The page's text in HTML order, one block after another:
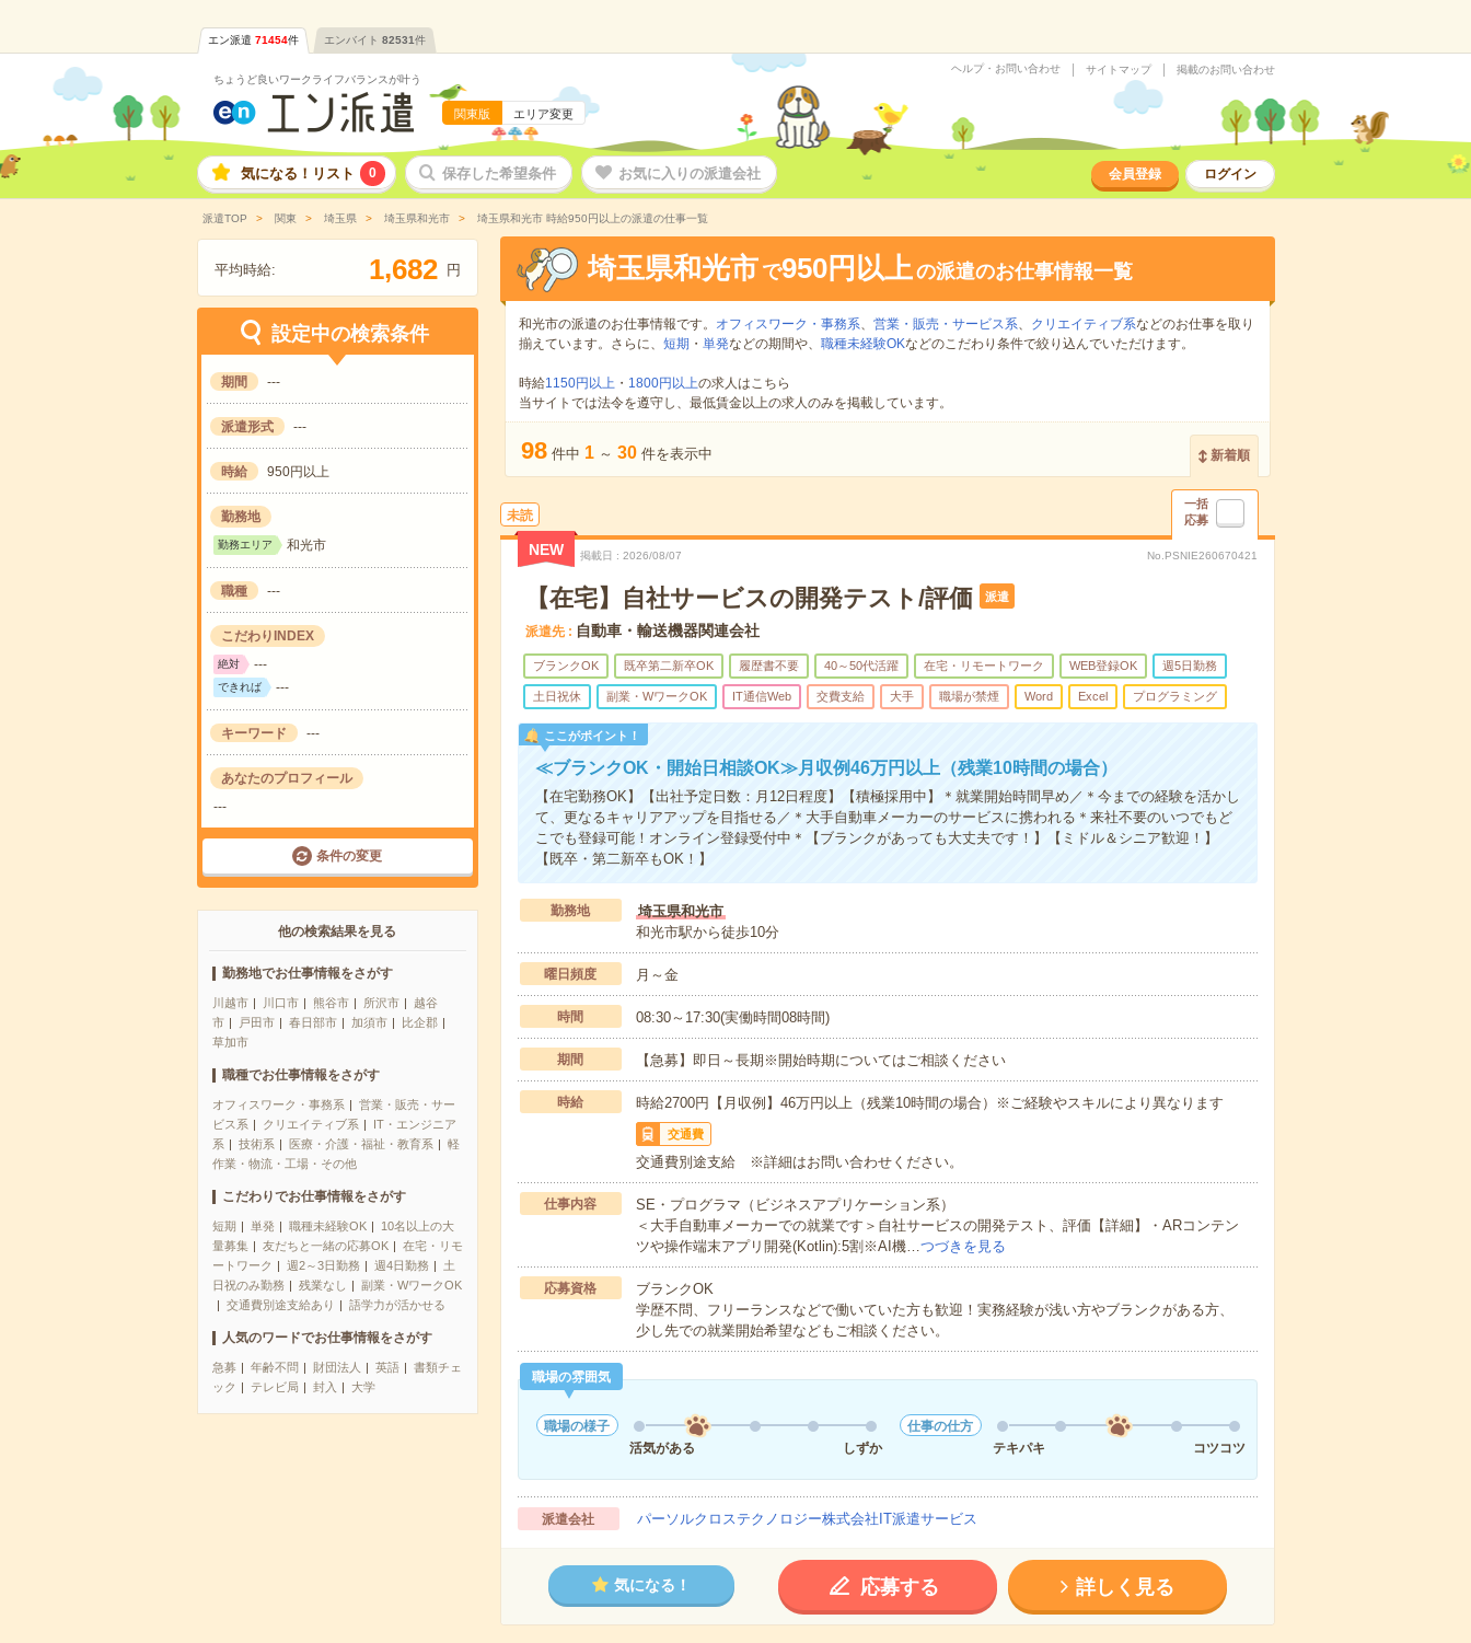
エン派遣 71454件 エンバイト 82531件
ちょうど良いワークライフバランスが叶う
関東版 エリア変更
ヘルプ・お問い合わせ サイトマップ 掲載のお問い合わせ
気になる！リスト 0 保存した希望条件 お気に入りの派遣会社 会員登録 ログイン
派遣TOP 関東 埼玉県 埼玉県和光市 埼玉県和光市 時給950円以上の派遣の仕事一覧
平均時給: 1,682 円
設定中の検索条件
期間 ---
派遣形式 ---
時給 950円以上
勤務地
勤務エリア 和光市
職種 ---
こだわりINDEX
絶対 ---
できれば ---
キーワード ---
あなたのプロフィール
---
条件の変更
他の検索結果を見る
勤務地でお仕事情報をさがす
川越市 川口市 熊谷市 所沢市
越谷
市
戸田市 春日部市 加須市
比企郡
草加市
職種でお仕事情報をさがす
オフィスワーク・事務系
営業・販売・サー
ビス系
クリエイティブ系
IT・エンジニア
系
技術系 医療・介護・福祉・教育系
軽
作業・物流・工場・その他
こだわりでお仕事情報をさがす
短期 単発 職種未経験OK
10名以上の大
量募集
友だちと一緒の応募OK
在宅・リモ
ートワーク
週2～3日勤務 週4日勤務
土
日祝のみ勤務
残業なし
副業・WワークOK
交通費別途支給あり
語学力が活かせる
人気のワードでお仕事情報をさがす
急募 年齢不問 財団法人 英語
書類チェ
ック
テレビ局 封入 大学
埼玉県和光市 で950円以上の派遣のお仕事情報一覧
和光市の派遣のお仕事情報です。 オフィスワーク・事務系、 営業・販売・サービス系、 クリエイティブ系などのお仕事を取り
揃えています。さらに、 短期 ・ 単発などの期間や、 職種未経験OKなどのこだわり条件で絞り込んでいただけます。
時給1150円以上・ 1800円以上の求人はこちら
当サイトでは法令を遵守し、最低賃金以上の求人のみを掲載しています。
98 件中 1 ～ 30 件を表示中 新着順
未読
一括
応募
NEW 掲載日 2026/08/07 No.PSNIE260670421
【在宅】自社サービスの開発テスト/評価 派遣
派遣先 自動車・輸送機器関連会社
ブランクOK 既卒第二新卒OK 履歴書不要 40～50代活躍 在宅・リモートワーク WEB登録OK 週5日勤務
土日祝休 副業・WワークOK IT通信Web 交費支給 大手 職場が禁煙 Word Excel プログラミング
ここがポイント！
≪ブランクOK・開始日相談OK≫月収例46万円以上（残業10時間の場合）
【在宅勤務OK】【出社予定日数：月12日程度】【積極採用中】＊就業開始時間早め／＊今までの経験を活かし
て、更なるキャリアアップを目指せる／＊大手自動車メーカーのサービスに携われる＊来社不要のいつでもど
こでも登録可能！オンライン登録受付中＊【ブランクがあっても大丈夫です！】【ミドル＆シニア歓迎！】
【既卒・第二新卒もOK！】
勤務地
埼玉県和光市
和光市駅から徒歩10分
曜日頻度 月～金
時間 08:30～17:30(実働時間08時間)
期間 【急募】即日～長期※開始時期についてはご相談ください
時給 時給2700円【月収例】46万円以上（残業10時間の場合）※ご経験やスキルにより異なります
交通費
交通費別途支給 ※詳細はお問い合わせください。
仕事内容
SE・プログラマ（ビジネスアプリケーション系）
＜大手自動車メーカーでの就業です＞自社サービスの開発テスト、評価【詳細】・ARコンテン
ツや操作端末アプリ開発(Kotlin):5割※AI機…つづきを見る
応募資格
ブランクOK
学歴不問、フリーランスなどで働いていた方も歓迎！実務経験が浅い方やブランクがある方、
少し先での就業開始希望などもご相談ください。
職場の雰囲気
職場の様子
活気がある
しずか
仕事の仕方
テキパキ
コツコツ
派遣会社 パーソルクロステクノロジー株式会社IT派遣サービス
気になる！ 応募する 詳しく見る